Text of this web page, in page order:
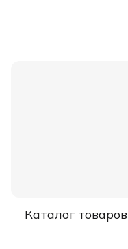
Каталог товаров